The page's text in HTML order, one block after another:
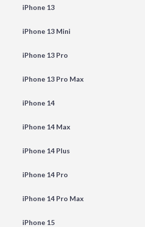
iPhone 13
iPhone 13 Mini
iPhone 13 Pro
iPhone 13 Pro Max
iPhone 14
iPhone 14 Max
iPhone 14 Plus
iPhone 14 Pro
iPhone 14 Pro Max
iPhone 15